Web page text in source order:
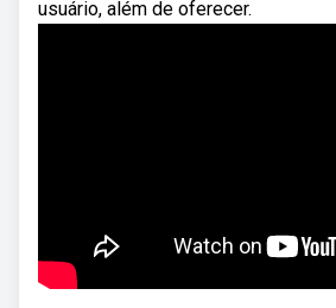
usuário, além de oferecer.